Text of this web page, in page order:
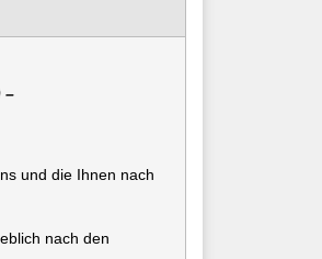
–
und die Ihnen nach
nach den